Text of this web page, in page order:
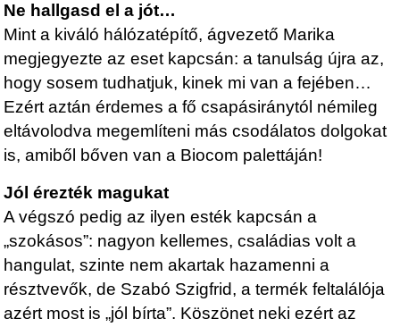
Ne hallgasd el a jót…
Mint a kiváló hálózatépítő, ágvezető Marika
megjegyezte az eset kapcsán: a tanulság újra az,
hogy sosem tudhatjuk, kinek mi van a fejében…
Ezért aztán érdemes a fő csapásiránytól némileg
eltávolodva megemlíteni más csodálatos dolgokat
is, amiből bőven van a Biocom palettáján!
Jól érezték magukat
A végszó pedig az ilyen esték kapcsán a
„szokásos”: nagyon kellemes, családias volt a
hangulat, szinte nem akartak hazamenni a
résztvevők, de Szabó Szigfrid, a termék feltalálója
azért most is „jól bírta”. Köszönet neki ezért az